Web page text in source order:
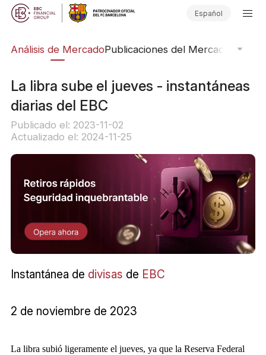
Español
Análisis de MercadoPublicaciones del Mercado
La libra sube el jueves - instantáneas
diarias del EBC
Publicado el: 2023-11-02
Actualizado el: 2024-11-25
Instantánea de divisas de EBC
2 de noviembre de 2023
La libra subió ligeramente el jueves, ya que la Reserva Federal